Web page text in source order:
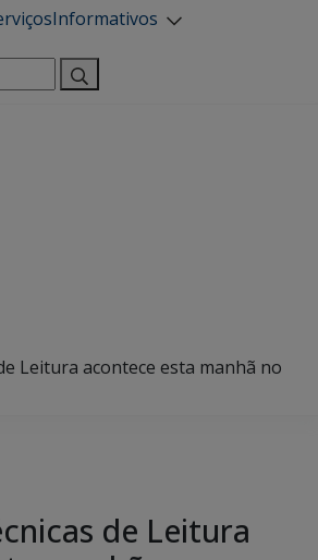
Informativos
Leitura acontece esta manhã no
de Leitura